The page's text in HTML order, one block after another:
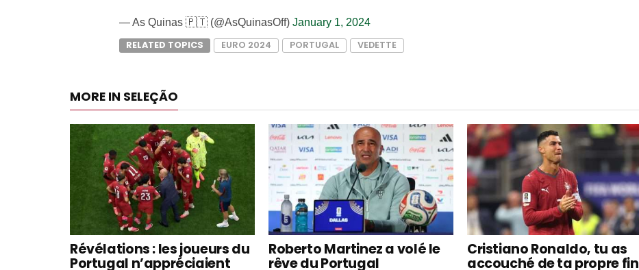
— As Quinas 🇵🇹 (@AsQuinasOff) January 1, 2024
RELATED TOPICS
EURO 2024 PORTUGAL VEDETTE
MORE IN SELEÇÃO
Révélations : les joueurs du
Portugal n’appréciaient
Roberto Martinez a volé le
rêve du Portugal
Cristiano Ronaldo, tu as
accouché de ta propre fin